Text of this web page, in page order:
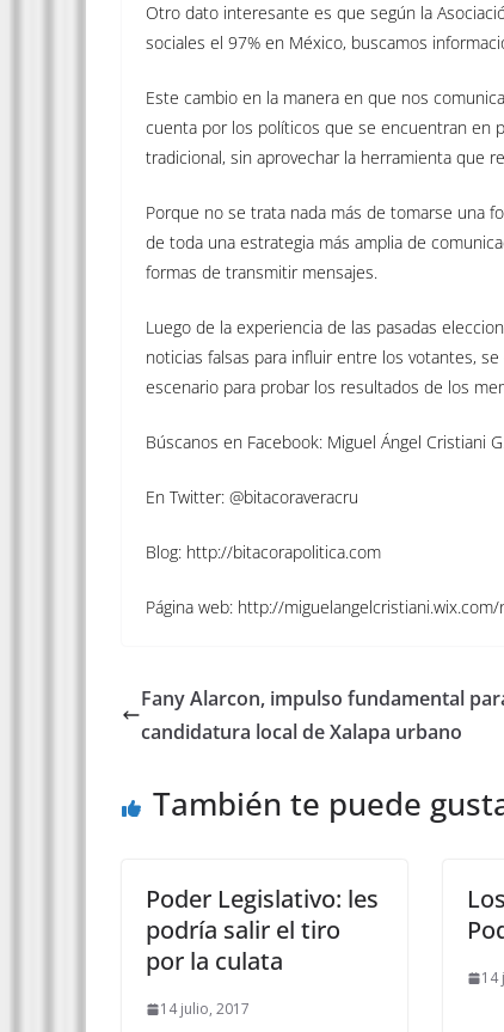
Otro dato interesante es que según la
sociales el 97% en México, buscamos
Este cambio en la manera en que nos
cuenta por los políticos que se encuentran en
tradicional, sin aprovechar la herramienta que
Porque no se trata nada más de tomarse una
de toda una estrategia más amplia de
formas de transmitir mensajes.
Luego de la experiencia de las pasadas
noticias falsas para influir entre los votantes,
escenario para probar los resultados de los
Búscanos en Facebook: Miguel Ángel Cristiani
En Twitter: @bitacoraveracru
Blog: http://bitacorapolitica.com
Página web: http://
Fany Alarcon, impulso fundamental
candidatura local de Xalapa urbano
También te puede
Poder Legislativo: les
podría salir el tiro
por la culata
14 julio, 2017
14